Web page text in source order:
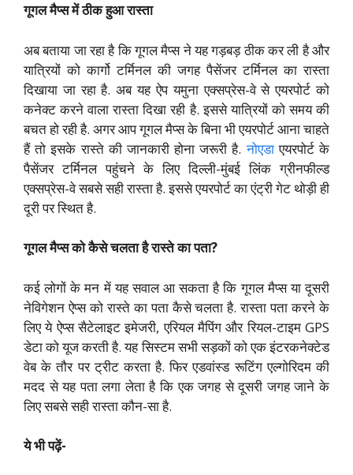
गूगल मैप्स में ठीक हुआ रास्ता
अब बताया जा रहा है कि गूगल मैप्स ने यह गड़बड़ ठीक कर ली है और
यात्रियों को कार्गो टर्मिनल की जगह पैसेंजर टर्मिनल का रास्ता
दिखाया जा रहा है. अब यह ऐप यमुना एक्सप्रेस-वे से एयरपोर्ट को
कनेक्ट करने वाला रास्ता दिखा रही है. इससे यात्रियों को समय की
बचत हो रही है. अगर आप गूगल मैप्स के बिना भी एयरपोर्ट आना चाहते
हैं तो इसके रास्ते की जानकारी होना जरूरी है.नोएडाएयरपोर्ट के
पैसेंजर टर्मिनल पहुंचने के लिए दिल्ली-मुंबई लिंक ग्रीनफील्ड
एक्सप्रेस-वे सबसे सही रास्ता है. इससे एयरपोर्ट का एंट्री गेट थोड़ी ही
दूरी पर स्थित है.
गूगल मैप्स को कैसे चलता है रास्ते का पता?
कई लोगों के मन में यह सवाल आ सकता है कि गूगल मैप्स या दूसरी
नेविगेशन ऐप्स को रास्ते का पता कैसे चलता है. रास्ता पता करने के
लिए ये ऐप्स सैटेलाइट इमेजरी, एरियल मैपिंग और रियल-टाइम GPS
डेटा को यूज करती है. यह सिस्टम सभी सड़कों को एक इंटरकनेक्टेड
वेब के तौर पर ट्रीट करता है. फिर एडवांस्ड रूटिंग एल्गोरिदम की
मदद से यह पता लगा लेता है कि एक जगह से दूसरी जगह जाने के
लिए सबसे सही रास्ता कौन-सा है.
ये भी पढ़ें-